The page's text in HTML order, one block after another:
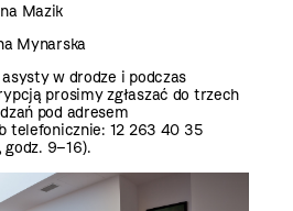
Mazik
Mynarska
w drodze i podczas
prosimy zgłaszać do trzech
pod adresem
telefonicznie: 12 263 40 35
godz. 9–16).